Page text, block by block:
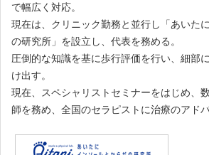
で幅広く対応。
現在は、クリニック勤務と並行し「あいた
の研究所」を設立し、代表を務める。
圧倒的な知識を基に歩行評価を行い、細部
け出す。
現在、スペシャリストセミナーをはじめ、
師を務め、全国のセラピストに治療のアド